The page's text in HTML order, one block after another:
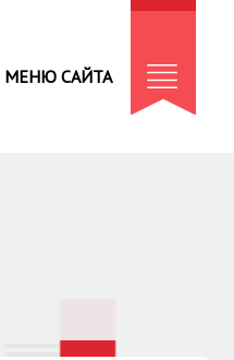
МЕНЮ САЙТА